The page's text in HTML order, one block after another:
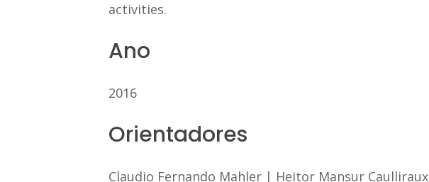
activities.
Ano
2016
Orientadores
Claudio Fernando Mahler| Heitor Mansur Caulliraux